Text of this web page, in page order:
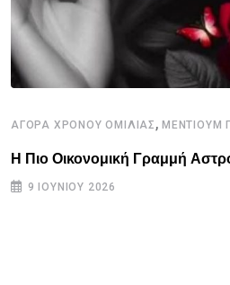
ΑΓΟΡΑ ΧΡΟΝΟΥ ΟΜΙΛΙΑΣ , ΜΕΝΤΙΟΥΜ
Η Πιο Οικονομική Γραμμή
9 ΙΟΥΝΊΟΥ 2026